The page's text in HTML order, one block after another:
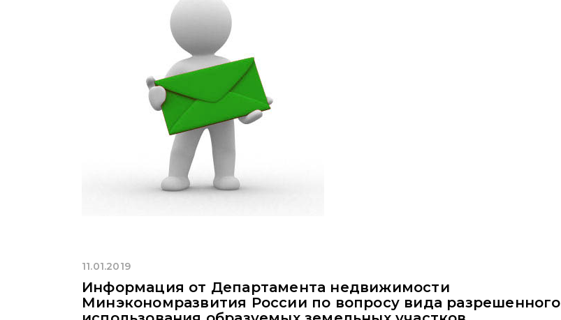
11.01.2019
Информация от Департамента недвижимости
Минэкономразвития России по вопросу вида разрешенного